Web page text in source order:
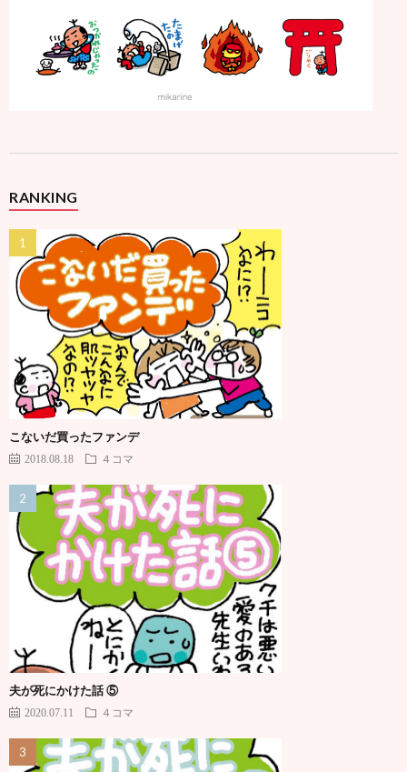
RANKING
こないだ買ったファンデ
2018.08.18 ４コマ
夫が死にかけた話 ⑤
2020.07.11 ４コマ